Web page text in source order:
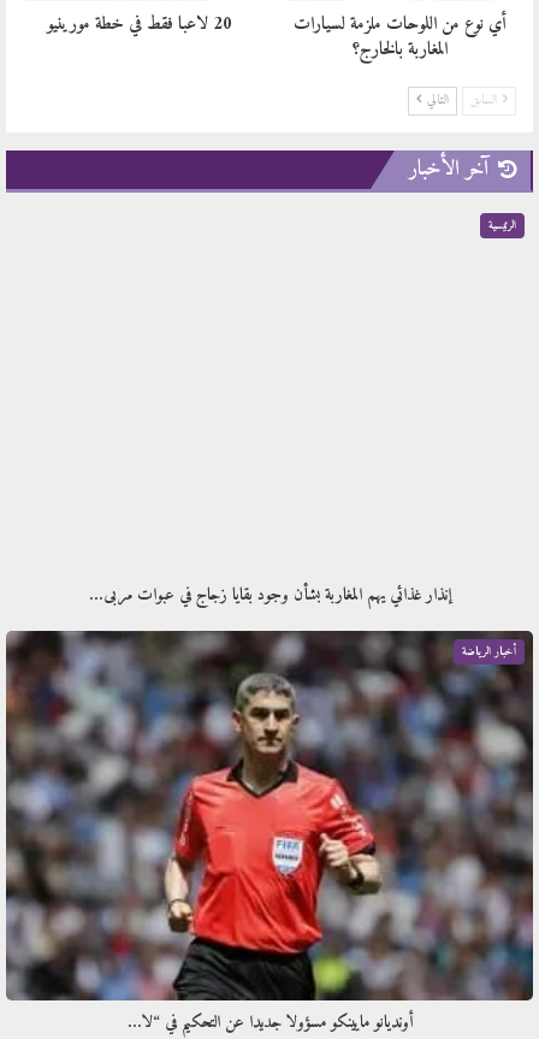
أي نوع من اللوحات ملزمة لسيارات
المغاربة بالخارج؟
20 لاعبا فقط في خطة مورينيو
السابق التالي
آخر الأخبار
الرئيسية
إنذار غذائي يهم المغاربة بشأن وجود بقايا زجاج في عبوات مربى…
أخبار الرياضة
أونديانو مايينكو مسؤولا جديدا عن التحكيم في “لا…